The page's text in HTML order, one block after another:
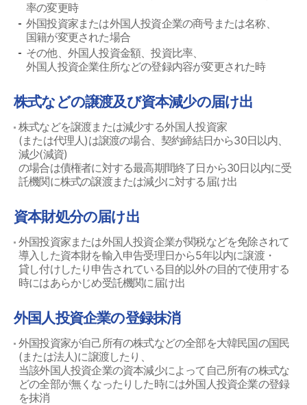
率の変更時
外国投資家または外国人投資企業の商号または名称、
国籍が変更された場合
その他、外国人投資金額、投資比率、
外国人投資企業住所などの登録内容が変更された時
株式などの譲渡及び資本減少の届け出
株式などを譲渡または減少する外国人投資家
(または代理人)は譲渡の場合、契約締結日から30日以内、
減少(減資)
の場合は債権者に対する最高期間終了日から30日以内に受
託機関に株式の譲渡または減少に対する届け出
資本財処分の届け出
外国投資家または外国人投資企業が関税などを免除されて
導入した資本財を輸入申告受理日から5年以内に譲渡・
貸し付けしたり申告されている目的以外の目的で使用する
時にはあらかじめ受託機関に届け出
外国人投資企業の登録抹消
外国投資家が自己所有の株式などの全部を大韓民国の国民
(または法人)に譲渡したり、
当該外国人投資企業の資本減少によって自己所有の株式な
どの全部が無くなったりした時には外国人投資企業の登録
を抹消